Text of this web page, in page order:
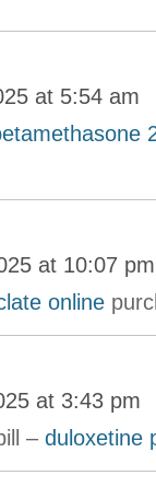
at 5:54 am
at 10:07 pm
online
at 3:43 pm
– duloxetine